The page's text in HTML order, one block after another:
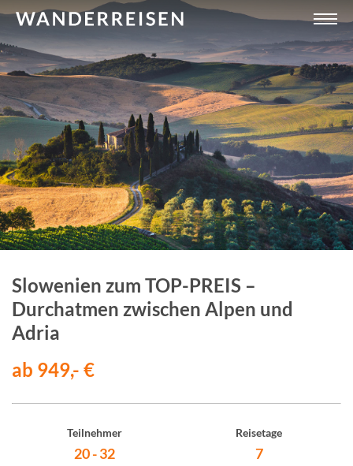
Slowenien zum TOP-PREIS –
Durchatmen zwischen Alpen und
Adria
ab 949,- €
Teilnehmer
20 - 32
Reisetage
7